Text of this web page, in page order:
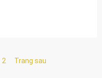
2 Trang sau
Trang sau